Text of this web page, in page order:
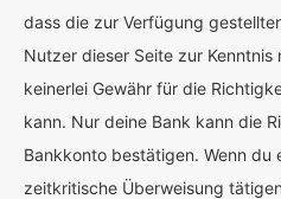
dass die zur Verfügung
Nutzer dieser Seite zur Kenntnis
keinerlei Gewähr für die
kann. Nur deine Bank kann die
Bankkonto bestätigen. Wenn du
zeitkritische Überweisung